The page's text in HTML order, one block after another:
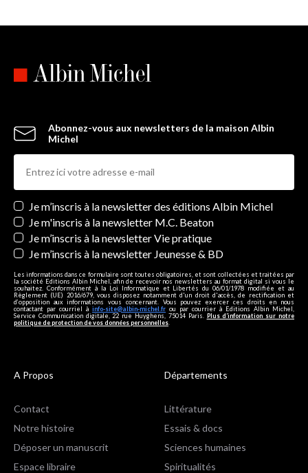
Abonnez-vous aux newsletters de la maison Albin
Michel
Newsletters
Je m’inscris à la newsletter des éditions Albin Michel
Je m'inscris à la newsletter M.C. Beaton
Je m’inscris à la newsletter Vie pratique
Je m’inscris à la newsletter Jeunesse & BD
Les informations dans ce formulaire sont toutes obligatoires, et sont collectées et traitées par
la société Editions Albin Michel, afin de recevoir nos newsletters au format digital si vous le
souhaitez. Conformément à la Loi Informatique et Libertés du 06/01/1978 modifiée et au
Règlement (UE) 2016/679, vous disposez notamment d'un droit d'accès, de rectification et
d’opposition aux informations vous concernant. Vous pouvez exercer ces droits en nous
contactant par courriel à info-site@albin-michel.fr ou par courrier à Editions Albin Michel,
Service Communication digitale, 22 rue Huyghens, 75014 Paris. Plus d’information sur notre
politique de protection de vos données personnelles
A Propos
Contact
Notre histoire
Déposer un manuscrit
Espace libraire
Départements
Littérature
Essais & docs
Sciences humaines
Spiritualités